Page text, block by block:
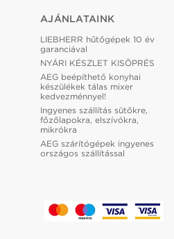
AJÁNLATAINK
LIEBHERR hűtőgépek 10 év
garanciával
NYÁRI KÉSZLET KISÖPRÉS
AEG beépíthető konyhai
készülékek tálas mixer
kedvezménnyel!
Ingyenes szállítás sütőkre,
főzőlapokra, elszívókra,
mikrókra
AEG szárítógépek ingyenes
országos szállítással